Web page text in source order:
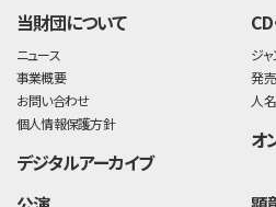
当財団について
ニュース
事業概要
お問い合わせ
個人情報保護方針
デジタルアーカイブ
ジ
発
人
オ